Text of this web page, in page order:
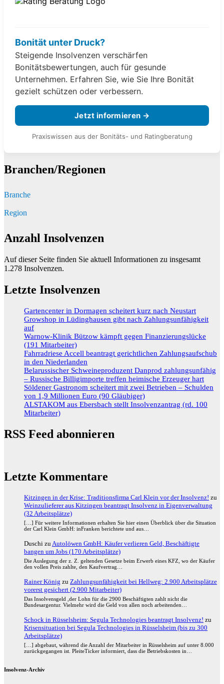
Bonität unter Druck?
Steigende Insolvenzen verschärfen
Bonitätsbewertungen, auch für gesunde
Unternehmen. Erfahren Sie, wie Sie Ihre Bonität
gezielt schützen oder verbessern.
Jetzt informieren →
Praxiswissen aus der Bonitäts- und Ratingberatung
Branchen/Regionen
Branche
Region
Anzahl Insolvenzen
Auf dieser Seite finden Sie aktuell Informationen zu insgesamt
1.278 Insolvenzen.
Letzte Insolvenzen
Gartencenter in Dormagen scheitert kurz nach Neustart
Growshop in Lüdinghausen gibt nach Zahlungsunfähigkeit
auf
Warnow-Klinik Bützow kämpft gegen Finanzierungslücke
(191 Mitarbeiter)
Fahrradriese Accell beantragt gerichtlichen Zahlungsaufschub
in den Niederlanden
Belarussischer Schweineproduzent Danprod zahlungsunfähig
– Russische Billigimporte treffen heimische Erzeuger hart
Söldener Gastronom scheitert mit zwei Betrieben – Schulden
von 1,9 Millionen Euro (90 Gläubiger)
ALSTAKOM aus Ebersbach stellt Insolvenzantrag (rd. 100
Mitarbeiter)
RSS Feed abonnieren
Letzte Kommentare
Kitzingen in der Krise: Traditionsfirma Carl Klein vor der Insolvenz! zu
Weinzulieferer aus Kitzingen beantragt Insolvenz in Eigenverwaltung
(32 Arbeitsplätze)
[…] Für weitere Informationen erhalten Sie hier einen Überblick über die Situation
der Carl Klein GmbH: inFranken berichtete und aus…
Duschi zu Autolöwen GmbH: Käufer verlieren Geld, Beschäftigte
bangen um Jobs (170 Arbeitsplätze)
Die Auslegung der z. Z. geltenden Gesetze beim Erwerb eines KFZ, wo der Käufer
den vollen Preis zahlte, den Kaufvertrag…
Rainer König zu Zahlungsunfähigkeit bei Hellweg: 2.900 Arbeitsplätze
vorerst gesichert (2.900 Mitarbeiter)
Das Insolvensgeld ,der Lohn für die 2900 Beschäftigten zahlt nicht die
Bundesargentur. Vielmehr wird die Geld von allen noch arbeitenden…
Schock in Rüsselsheim: Segula Technologies beantragt Insolvenz! zu
Krisensituation bei Segula Technologies in Rüsselsheim (bis zu 300
Arbeitsplätze)
[…] abgebaut, während die Anzahl der Mitarbeiter in Rüsselsheim auf unter 8.000
zurückgegangen ist. PleiteTicker informiert, dass die Betriebskosten in…
Insolvenz-Archiv